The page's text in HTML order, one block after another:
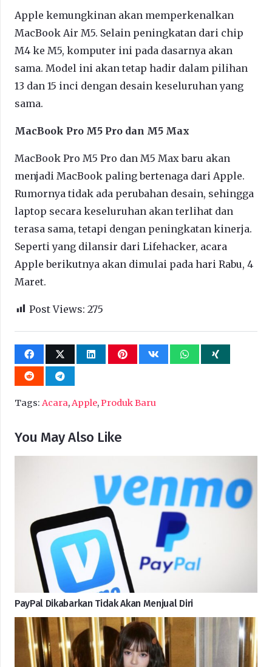
Apple kemungkinan akan memperkenalkan
MacBook Air M5. Selain peningkatan dari chip
M4 ke M5, komputer ini pada dasarnya akan
sama. Model ini akan tetap hadir dalam pilihan
13 dan 15 inci dengan desain keseluruhan yang
sama.
MacBook Pro M5 Pro dan M5 Max
MacBook Pro M5 Pro dan M5 Max baru akan
menjadi MacBook paling bertenaga dari Apple.
Rumornya tidak ada perubahan desain, sehingga
laptop secara keseluruhan akan terlihat dan
terasa sama, tetapi dengan peningkatan kinerja.
Seperti yang dilansir dari Lifehacker, acara
Apple berikutnya akan dimulai pada hari Rabu, 4
Maret.
Post Views: 275
Tags: Acara,Apple,Produk Baru
You May Also Like
PayPal Dikabarkan Tidak Akan Menjual Diri